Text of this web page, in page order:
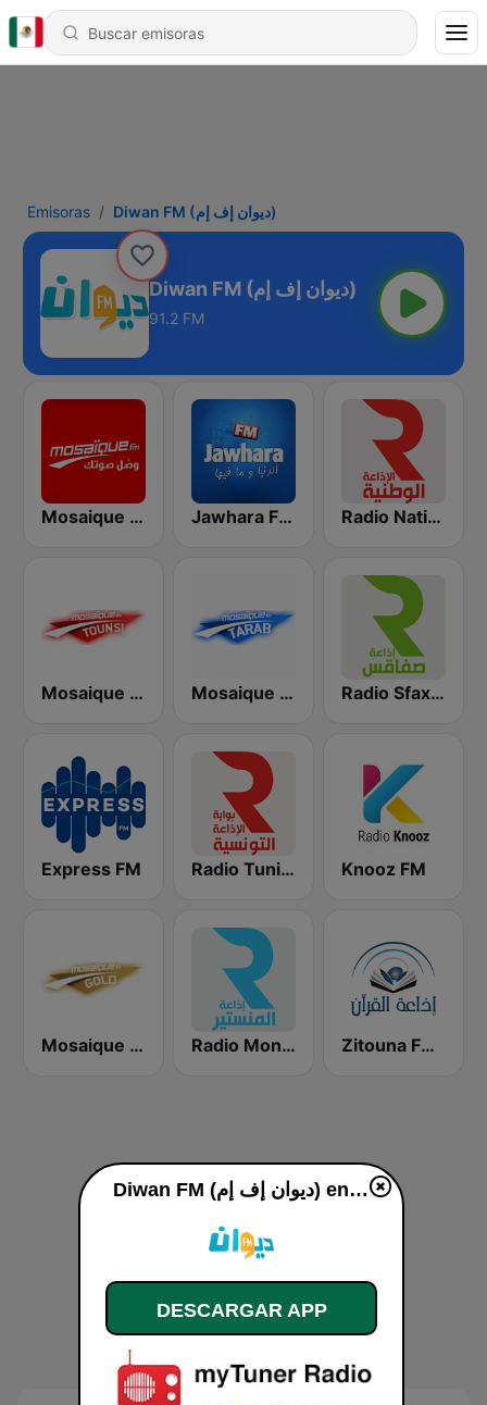
Emisoras Diwan FM (ديوان إف إم)
Diwan FM (ديوان إف إم)
91.2 FM
Mosaique FM (موزاييك إف إم) Jawhara FM (جوهرة أف آم) Radio Nationale (الإذاعة الوطنية)
Mosaique FM Tounsi (موزاييك إف إم) Mosaique FM Tarab (موزاييك إف إم) Radio Sfax (إذاعة صفاقس)
Express FM Radio Tunisienne (الإذاعة الوطنية) Knooz FM
Mosaique FM Gold - (موزاييك إف إم) Radio Monastir (إذاعة المنستير) Zitouna FM (إذاعة الزيتونة للقرآن الكريم)
Diwan FM (ديوان إف إم) en vivo
DESCARGAR APP